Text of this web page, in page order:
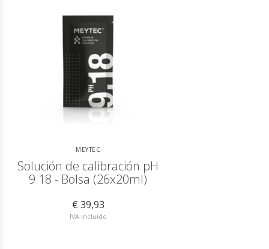
MEYTEC
Solución de calibración pH
9.18 - Bolsa (26x20ml)
€ 39,93
IVA incluido